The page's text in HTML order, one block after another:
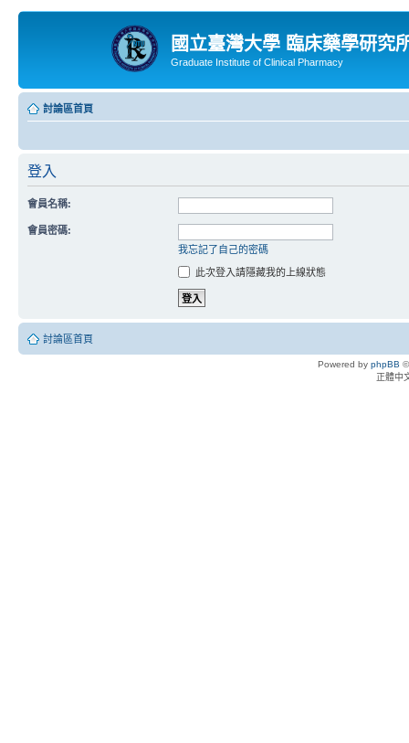
國立臺灣大學 臨床藥學研究
Graduate Institute of Clinical Pharmacy
討論區首頁
登入
會員名稱:
會員密碼:
我忘記了自己的密碼
此次登入請隱藏我的上線狀態
討論區首頁
Powered by phpBB
正體中